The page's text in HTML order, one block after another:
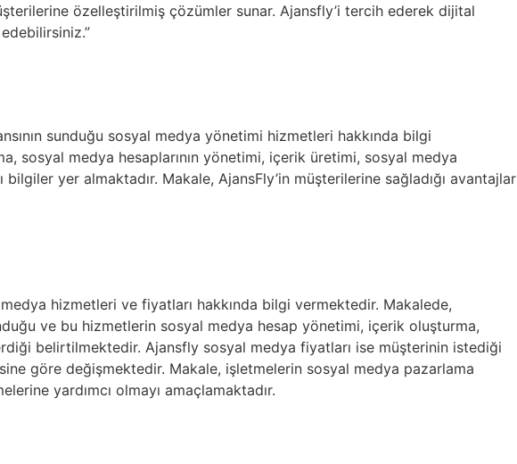
özelleştirilmiş çözümler sunar. Ajansfly’i tercih ederek dijital
sunduğu sosyal medya yönetimi hizmetleri hakkında bilgi
sosyal medya hesaplarının yönetimi, içerik üretimi, sosyal medya
yer almaktadır. Makale, AjansFly’in müşterilerine sağladığı avantajlar
hizmetleri ve fiyatları hakkında bilgi vermektedir. Makalede,
ve bu hizmetlerin sosyal medya hesap yönetimi, içerik oluşturma,
belirtilmektedir. Ajansfly sosyal medya fiyatları ise müşterinin istediği
göre değişmektedir. Makale, işletmelerin sosyal medya pazarlama
yardımcı olmayı amaçlamaktadır.